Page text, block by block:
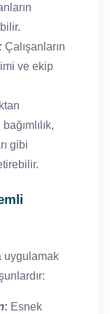
Çalışanların
ve ekip
gibi
uygulamak
: Esnek